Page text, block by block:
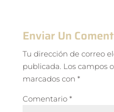
Enviar Un
Tu dirección de correo
publicada. Los campos
marcados con *
Comentario *